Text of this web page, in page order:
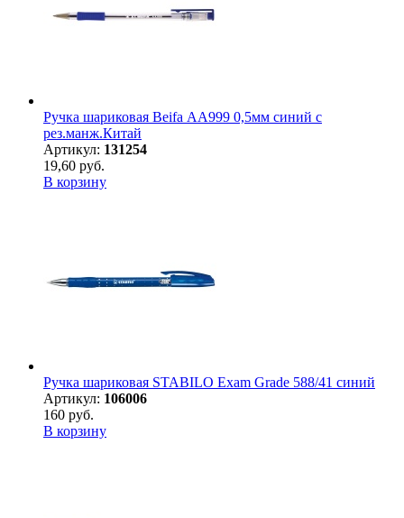
Ручка шариковая Beifa АА999 0,5мм синий с
рез.манж.Китай
Артикул: 131254
19,60 руб.
В корзину
Ручка шариковая STABILO Exam Grade 588/41 синий
Артикул: 106006
160 руб.
В корзину